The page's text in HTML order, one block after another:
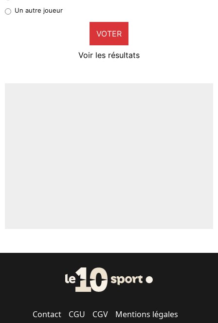
9%
Un autre joueur
VOTER
Voir les résultats
Contact CGU CGV Mentions légales